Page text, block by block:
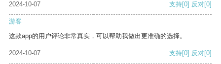
2024-10-07
支持[0] 反对[0]
游客
这款app的用户评论非常真实，可以帮助我做出更准确的选择。
2024-10-07 支持[0] 反对[0]